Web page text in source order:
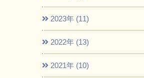
2023年 (11)
2022年 (13)
2021年 (10)